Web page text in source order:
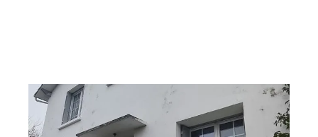
SAINTES 17
170,97 m
, 7 pièces
Ref : 5621